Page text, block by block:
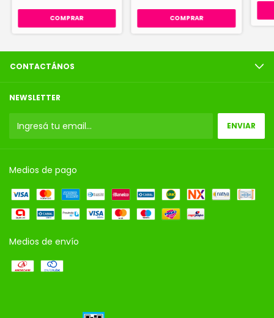
COMPRAR
CONTACTÁNOS
NEWSLETTER
Medios de pago
Medios de envío